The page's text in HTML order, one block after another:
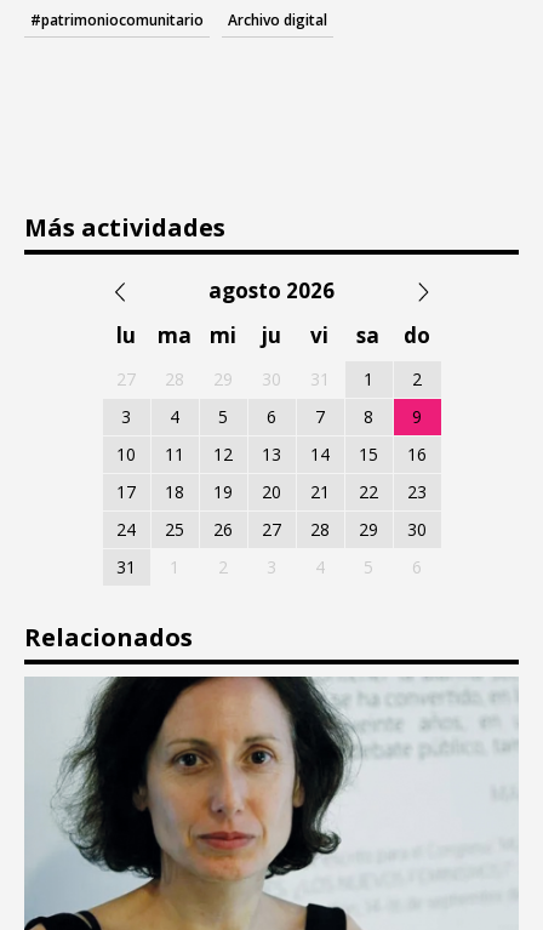
#patrimoniocomunitario Archivo digital
Más actividades
agosto 2026
lu
ma mi ju vi sa do
27 28 29 30 31 1
2
3
4 5 6 7 8
9
10
11 12 13 14 15
16
17
18 19 20 21 22
23
24
25 26 27 28 29
30
31
1 2 3 4 5 6
Relacionados